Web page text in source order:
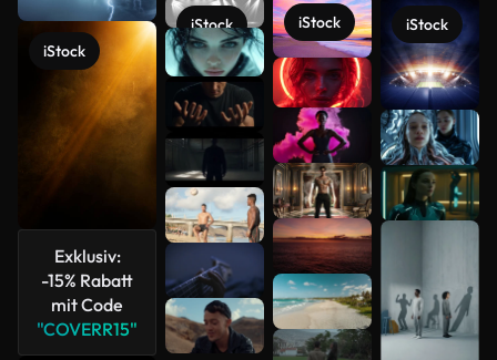
iStock
Exklusiv:
-15% Rabatt
mit Code
"COVERR15"
iStock iStock iStock
Mehr
anzeigen